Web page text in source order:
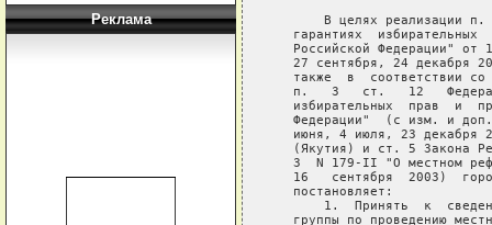
Реклама
В целях реализации
гарантиях  избирательных
Российской Федерации" от
27 сентября, 24 декабря
также  в  соответствии
п.   3   ст.   12
избирательных  прав  и
Федерации"  (с изм. и
июня, 4 июля, 23 декабря
(Якутия) и ст. 5 Закона
З  N 179-II "О местном
16   сентября  2003)
   постановляет:
1.  Принять  к
группы по проведению